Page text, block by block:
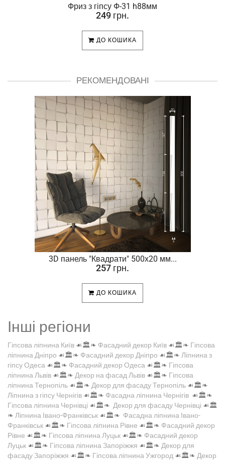
Фриз з гіпсу Ф-31 h88мм
249 грн.
ДО КОШИКА
РЕКОМЕНДОВАНІ
3D панель "Квадрати" 500х20 мм...
257 грн.
ДО КОШИКА
Інші регіони
Гіпсова ліпнина Київ ☙🏛️❧ Фасадний декор Київ ☙🏛️❧ Гіпсова
ліпнина Дніпро ☙🏛️❧ Фасадний декор Дніпро ☙🏛️❧ Ліпнина з
гіпсу Одеса ☙🏛️❧ Фасадний декор Одеса ☙🏛️❧ Гіпсова
ліпнина Львів ☙🏛️❧ Декор на фасад Львів ☙🏛️❧ Гіпсова
ліпнина Тернопіль ☙🏛️❧ Декор для фасаду Тернопіль ☙🏛️❧
Ліпнина з гіпсу Чернігів ☙🏛️❧ Фасадна ліпнина Чернігів ☙🏛️❧
Гіпсова ліпнина Чернівці ☙🏛️❧ Декор для фасаду Чернівці ☙🏛️
❧ Ліпнина Івано-Франківськ ☙🏛️❧ Фасадна ліпнина Івано-
Франківськ ☙🏛️❧ Гіпсова ліпнина Рівне ☙🏛️❧ Фасадний декор
Рівне ☙🏛️❧ Гіпсова ліпнина Луцьк ☙🏛️❧ Фасадний декор
Луцьк ☙🏛️❧ Гіпсова ліпнина Запоріжжя ☙🏛️❧ Декор для
фасаду Запоріжжя ☙🏛️❧ Гіпсова ліпнина Ужгород ☙🏛️❧ Декор